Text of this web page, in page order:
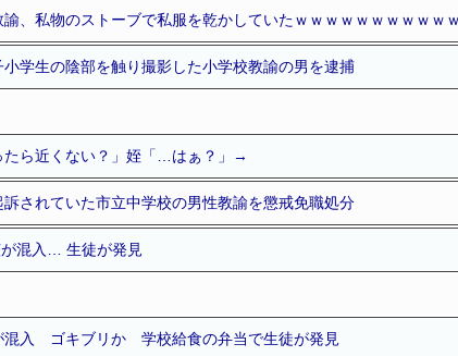
諭、私物のストーブで私服を乾かしていたｗｗｗｗｗｗｗｗｗｗｗ
小学生の陰部を触り撮影した小学校教諭の男を逮捕
たら近くない？」姪「…はぁ？」→
されていた市立中学校の男性教諭を懲戒免職処分
が混入… 生徒が発見
混入 ゴキブリか 学校給食の弁当で生徒が発見